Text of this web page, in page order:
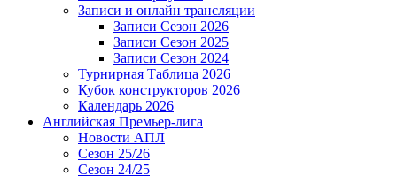
Записи и онлайн трансляции
Записи Сезон 2026
Записи Сезон 2025
Записи Сезон 2024
Турнирная Таблица 2026
Кубок конструкторов 2026
Календарь 2026
Английская Премьер-лига
Новости АПЛ
Сезон 25/26
Сезон 24/25